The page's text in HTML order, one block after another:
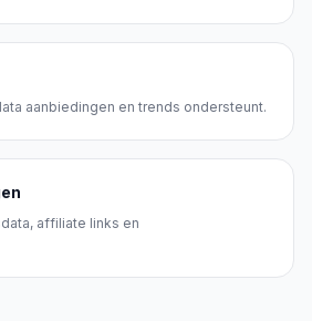
aanbiedingen en trends ondersteunt.
affiliate links en